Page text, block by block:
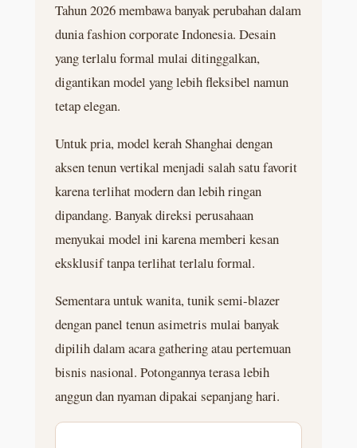
Tahun 2026 membawa banyak perubahan dalam
dunia fashion corporate Indonesia. Desain
yang terlalu formal mulai ditinggalkan,
digantikan model yang lebih fleksibel namun
tetap elegan.
Untuk pria, model kerah Shanghai dengan
aksen tenun vertikal menjadi salah satu favorit
karena terlihat modern dan lebih ringan
dipandang. Banyak direksi perusahaan
menyukai model ini karena memberi kesan
eksklusif tanpa terlihat terlalu formal.
Sementara untuk wanita, tunik semi-blazer
dengan panel tenun asimetris mulai banyak
dipilih dalam acara gathering atau pertemuan
bisnis nasional. Potongannya terasa lebih
anggun dan nyaman dipakai sepanjang hari.